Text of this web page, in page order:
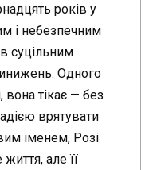
років у
і небезпечним
суцільним
Одного
тікає — без
врятувати
іменем, Розі
але її